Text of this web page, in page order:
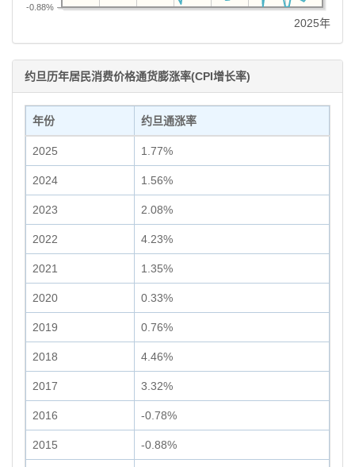
-0.88%
2025年
约旦历年居民消费价格通货膨涨率(CPI增长率)
年份 约旦通涨率
2025 1.77%
2024 1.56%
2023 2.08%
2022 4.23%
2021 1.35%
2020 0.33%
2019 0.76%
2018 4.46%
2017 3.32%
2016 -0.78%
2015 -0.88%